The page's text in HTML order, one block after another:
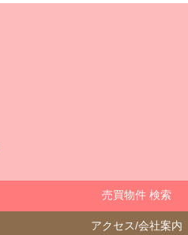
売買物件 検索
アクセス/会社案内